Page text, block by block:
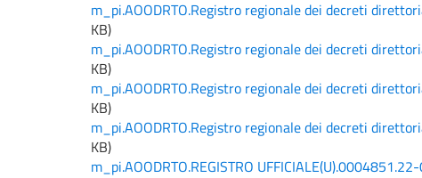
m_pi.AOODRTO.Registro regionale dei decreti
KB)
m_pi.AOODRTO.Registro regionale dei decreti
KB)
m_pi.AOODRTO.Registro regionale dei decreti
KB)
m_pi.AOODRTO.Registro regionale dei decreti
KB)
m_pi.AOODRTO.REGISTRO